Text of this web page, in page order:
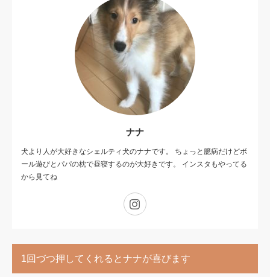
ナナ
犬より人が大好きなシェルティ犬のナナです。 ちょっと臆病だけどボ
ール遊びとパパの枕で昼寝するのが大好きです。 インスタもやってる
から見てね
1回づつ押してくれるとナナが喜びます